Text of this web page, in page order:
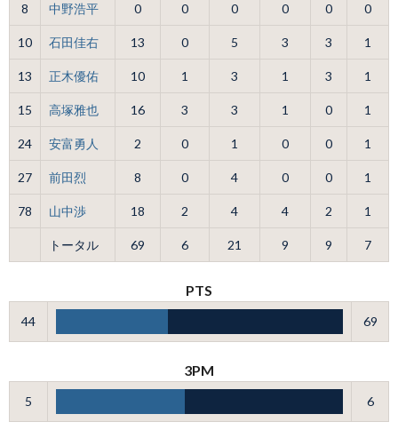
8 中野浩平 0 0 0 0 0 0
10 石田佳右 13 0 5 3 3 1
13 正木優佑 10 1 3 1 3 1
15 高塚雅也 16 3 3 1 0 1
24 安富勇人 2 0 1 0 0 1
27 前田烈 8 0 4 0 0 1
78 山中渉 18 2 4 4 2 1
トータル 69 6 21 9 9 7
PTS
44 69
3PM
5 6